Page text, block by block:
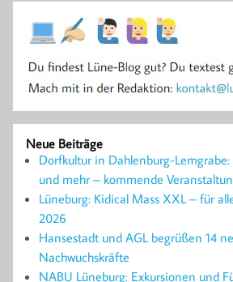
Neue Beiträge
Dorfkultur in Dahlenburg-
und mehr – kommende
Lüneburg: Kidical Mass XXL – für
2026
Hansestadt und AGL begrüßen 14
Nachwuchskräfte
NABU Lüneburg: Exkursionen und